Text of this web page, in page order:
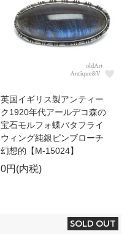
英国イギリス製アンティー
ク1920年代アールデコ森の
宝石モルフォ蝶バタフライ
ウィング純銀ピンブローチ
幻想的【M-15024】
0円(内税)
SOLD OUT